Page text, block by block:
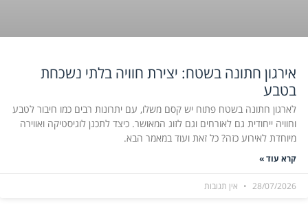
אירגון חתונה בשטח: יצירת חוויה בלתי נשכחת
בטבע
לארגון חתונה בשטח פתוח יש קסם משלו, עם יתרונות רבים כמו חיבור לטבע
וחוויה ייחודית גם לאורחים וגם לזוג המאושר. כיצד לתכנן לוגיסטיקה ואווירה
מיוחדת לאירוע כזה? כל זאת ועוד במאמר הבא.
קרא עוד »
28/07/2026 אין תגובות